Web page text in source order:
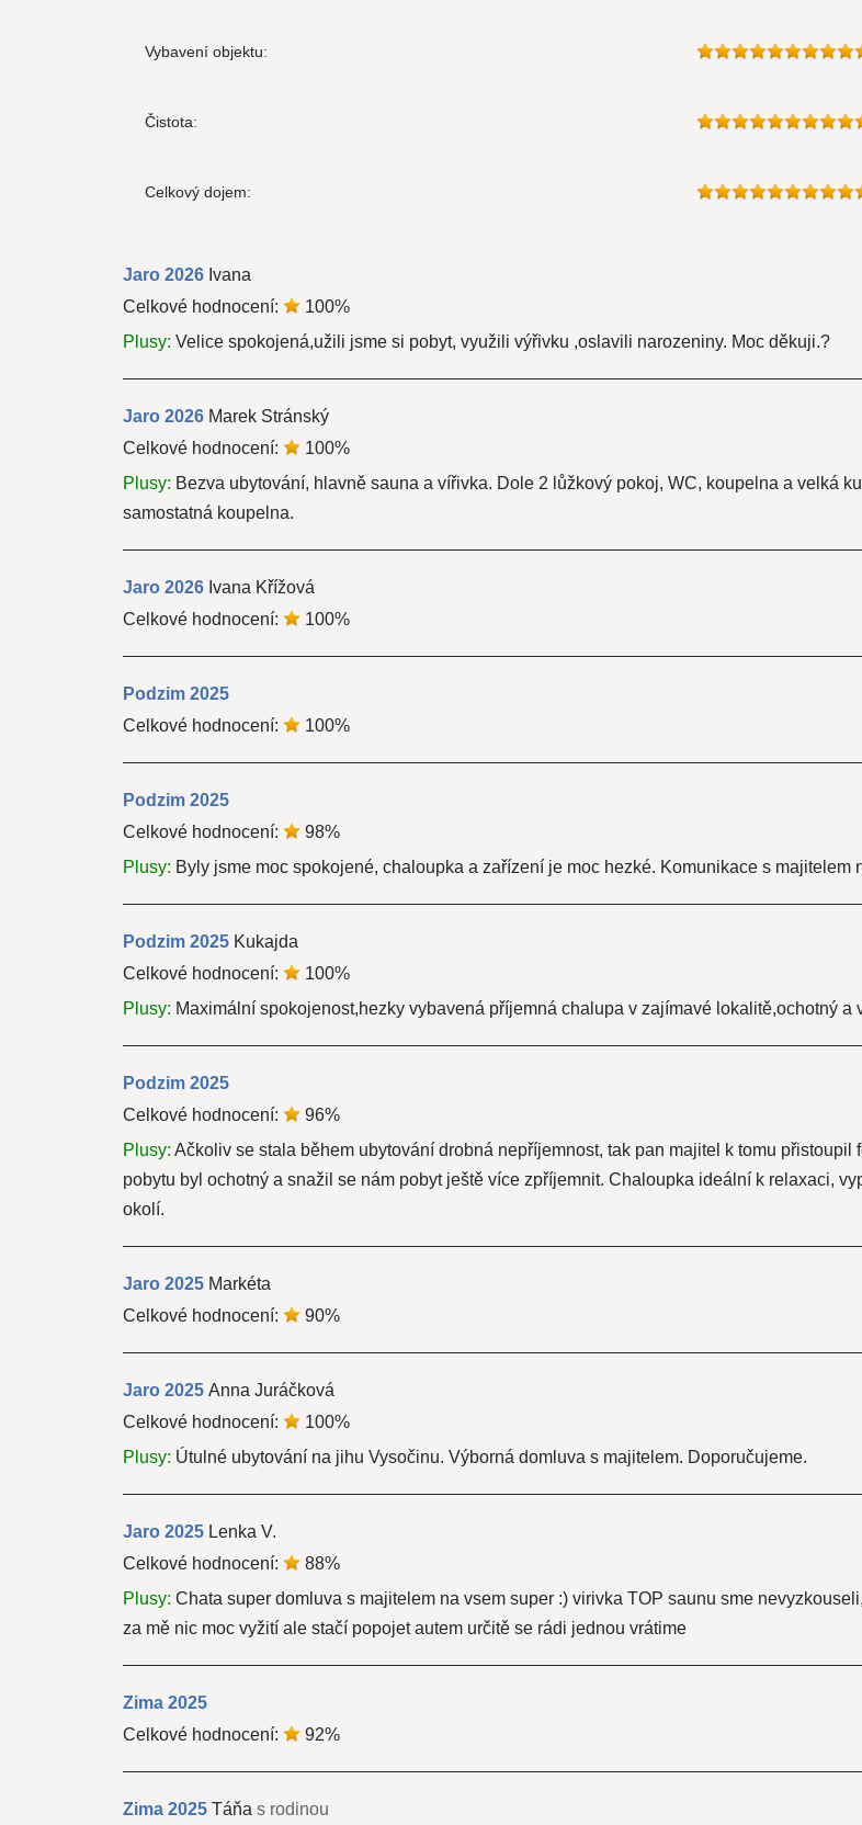
Vybavení objektu:
Čistota:
Celkový dojem:
Jaro 2026 Ivana
Celkové hodnocení:
100%
Plusy: Velice spokojená,užili jsme si pobyt, využili výřivku ,oslavili narozeniny. Moc děkuji.?
Jaro 2026 Marek Stránský
Celkové hodnocení:
100%
Plusy: Bezva ubytování, hlavně sauna a vířivka. Dole 2 lůžkový pokoj, WC, koupelna a velká
samostatná koupelna.
Jaro 2026 Ivana Křížová
Celkové hodnocení:
100%
Podzim 2025
Celkové hodnocení:
100%
Podzim 2025
Celkové hodnocení:
98%
Plusy: Byly jsme moc spokojené, chaloupka a zařízení je moc hezké. Komunikace s majitelem
Podzim 2025 Kukajda
Celkové hodnocení:
100%
Plusy: Maximální spokojenost,hezky vybavená příjemná chalupa v zajímavé lokalitě,ochotný a
Podzim 2025
Celkové hodnocení:
96%
Plusy: Ačkoliv se stala během ubytování drobná nepříjemnost, tak pan majitel k tomu
pobytu byl ochotný a snažil se nám pobyt ještě více zpříjemnit. Chaloupka ideální k relaxaci,
okolí.
Jaro 2025 Markéta
Celkové hodnocení:
90%
Jaro 2025 Anna Juráčková
Celkové hodnocení:
100%
Plusy: Útulné ubytování na jihu Vysočinu. Výborná domluva s majitelem. Doporučujeme.
Jaro 2025 Lenka V.
Celkové hodnocení:
88%
Plusy: Chata super domluva s majitelem na vsem super :) virivka TOP saunu sme
za mě nic moc vyžití ale stačí popojet autem určitě se rádi jednou vrátime
Zima 2025
Celkové hodnocení:
92%
Zima 2025 Táňa s rodinou